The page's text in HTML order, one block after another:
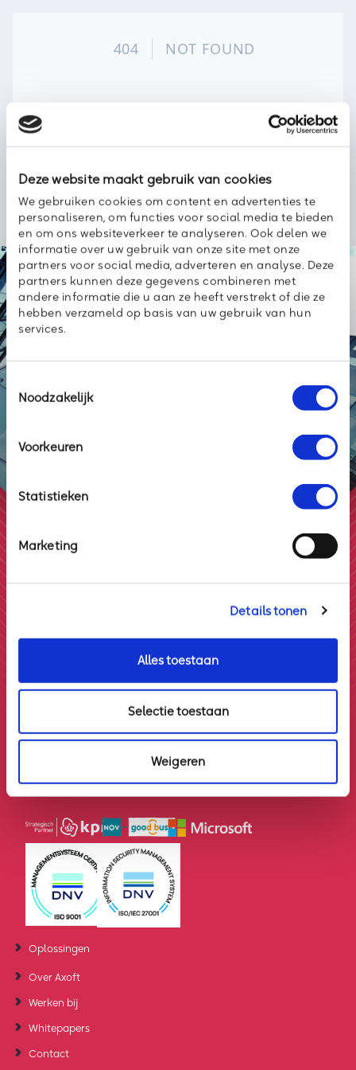
Deze website maakt gebruik van cookies
We gebruiken cookies om content en advertenties te
personaliseren, om functies voor social media te bieden
en om ons websiteverkeer te analyseren. Ook delen we
informatie over uw gebruik van onze site met onze
partners voor social media, adverteren en analyse. Deze
partners kunnen deze gegevens combineren met
andere informatie die u aan ze heeft verstrekt of die ze
hebben verzameld op basis van uw gebruik van hun
services.
Noodzakelijk
Voorkeuren
Statistieken
Marketing
Details tonen
Alles toestaan
Selectie toestaan
Weigeren
We love to
keep youup
to date
Axoft IT & Telecom
Admiraliteitskade 62
0882210800 info@axoft.nl
Oplossingen
Over Axoft
Werken bij
Whitepapers
Contact